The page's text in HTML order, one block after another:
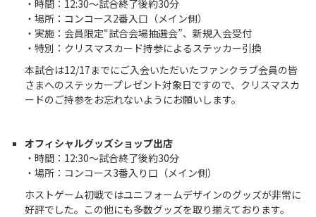
・時間：12:30～試合終了後約30分
・場所：コンコース2番入口（メイン側）
・実施：会員限定“試合会場抽選会”、新規入会受付
・特別：クリスマスカード持参によるステッカー引換
本試合は12/17までにご入会いただいたファンクラブ会員の皆
さまへのステッカープレゼント対象日ですので、クリスマスカ
ードのご持参をお忘れないようにお願いします。
オフィシャルグッズショップ出店
・時間：12:30～試合終了後約30分
・場所：コンコース3番入り口（メイン側）
ホストゲーム初戦ではユニフォームデザインのグッズが非常に
好評でした。この他にも多数グッズを取り揃えております。